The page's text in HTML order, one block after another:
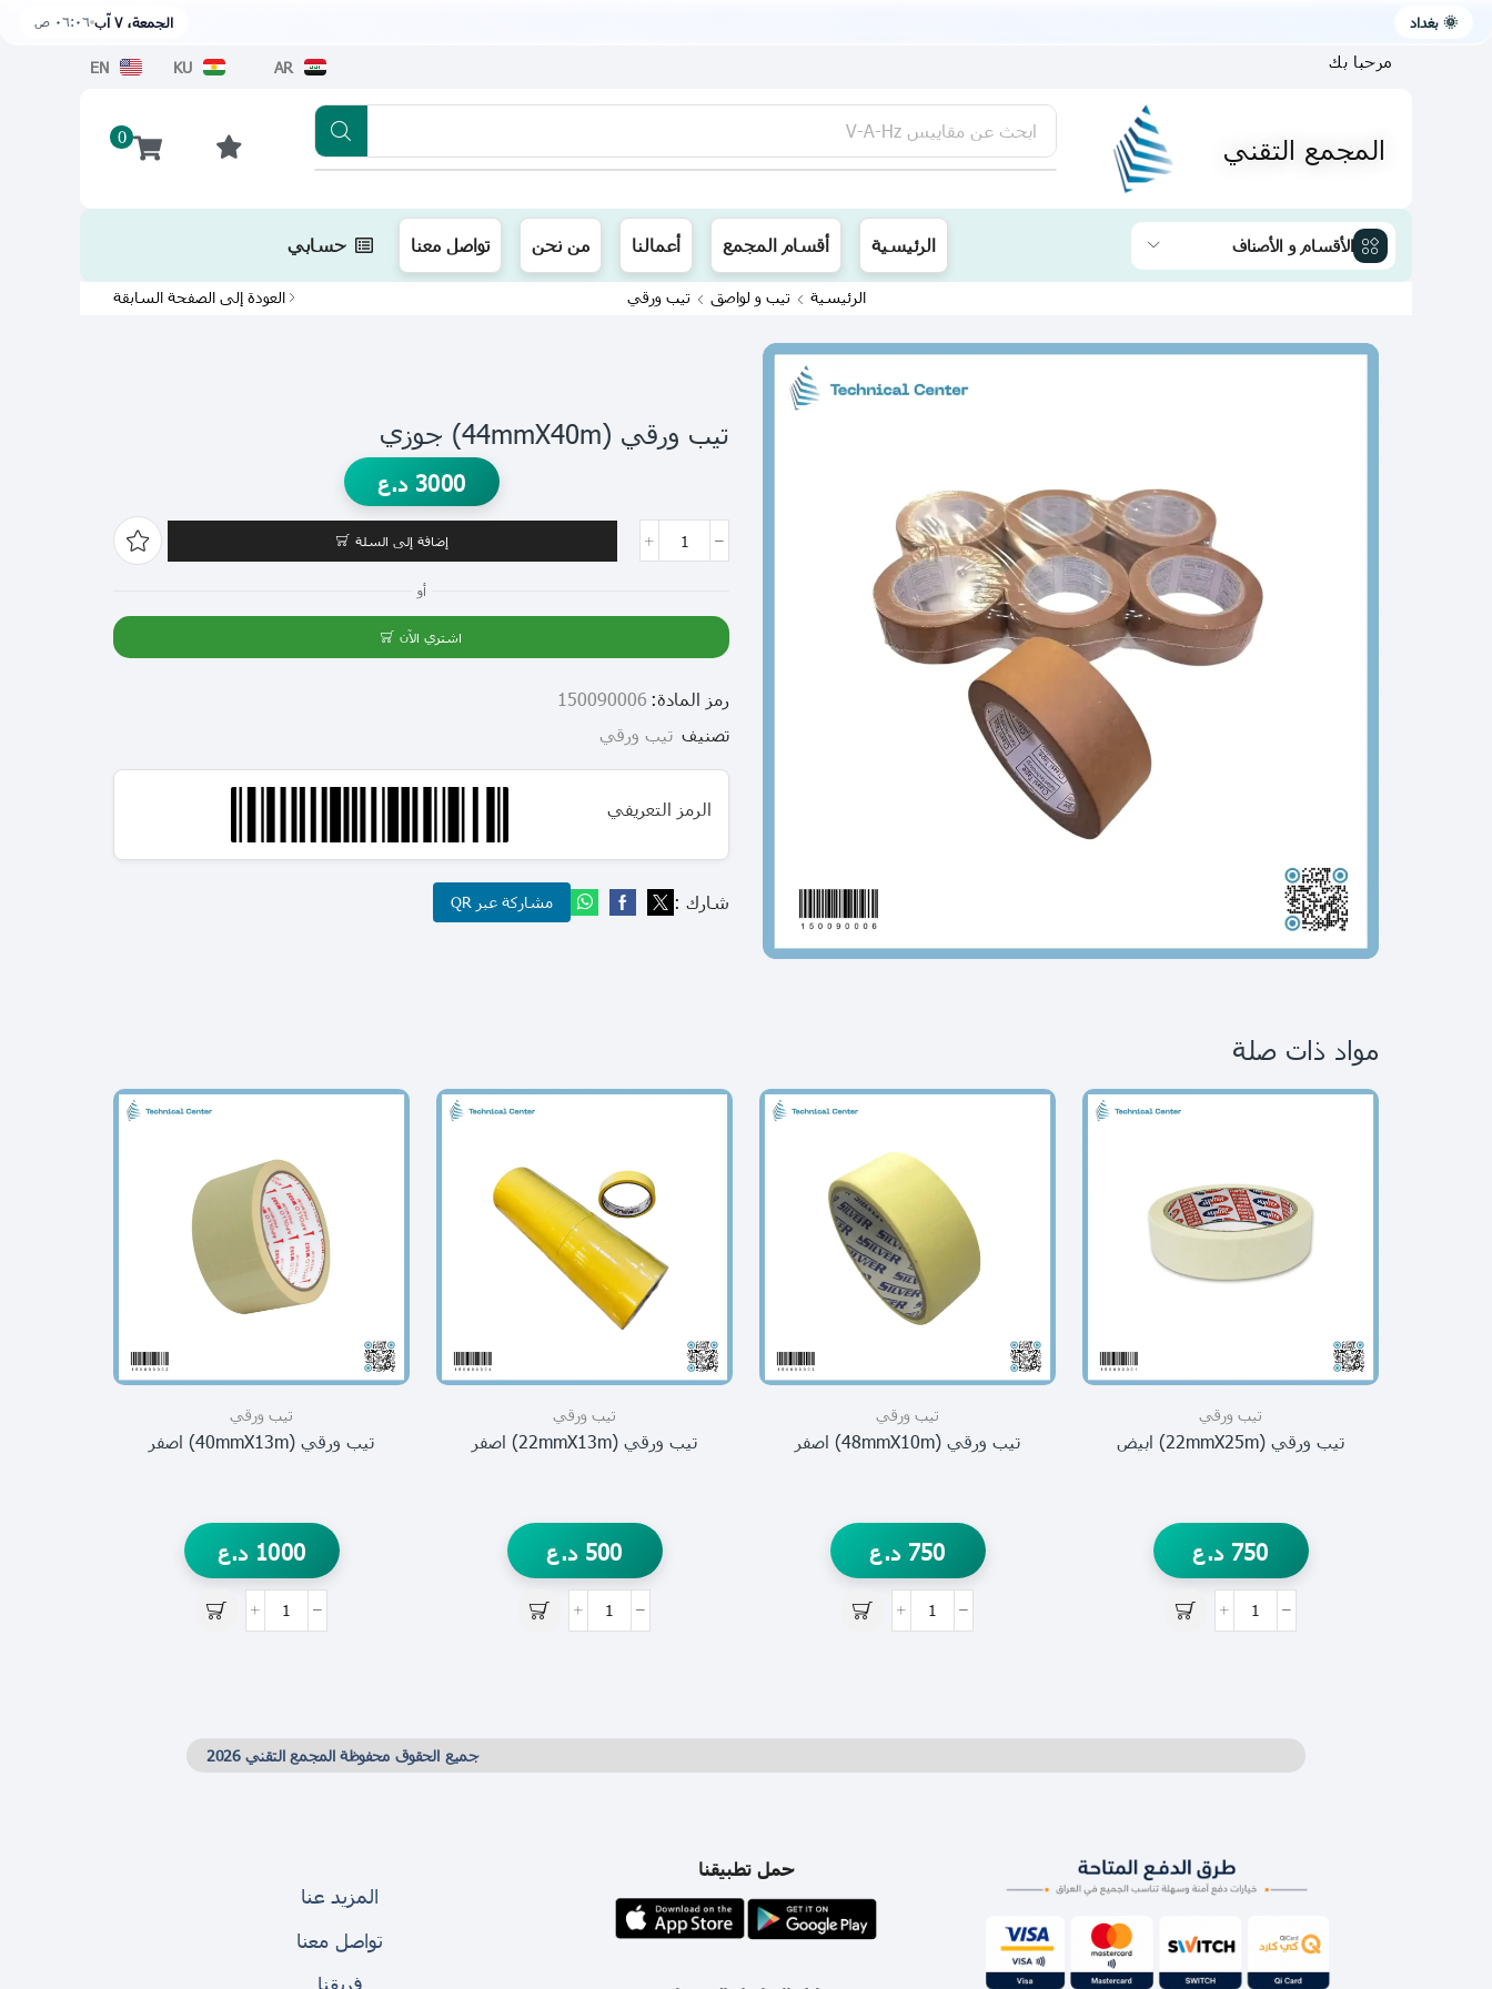
🌞 بغداد الجمعة، ٧ آب ٠٦:٠٦ ص
AR
KU
EN مرحبا بك
المجمع التقني 0 ابحث عن مقاييس V-A-Hz
يتوفر لدينا توصيل الى جميع محافظات العراق تطبيقنا متوفر الآن على متجر أبل اضغط
الأقسام و الأصناف الرئيسية أقسام المجمع أعمالنا من نحن تواصل معنا حسابي
الرئيسية تيب و لواصق تيب ورقي العودة إلى الصفحة السابقة
تيب ورقي (44mmX40m) جوزي
3000 د.ع
إضافة إلى السلة
أو
اشتري الآن
رمز المادة: 150090006
تصنيف تيب ورقي
الرمز التعريفي
شارك : مشاركة عبر QR
مواد ذات صلة
تيب ورقي
تيب ورقي (22mmX25m) ابيض
750 د.ع
تيب ورقي
تيب ورقي (48mmX10m) اصفر
750 د.ع
تيب ورقي
تيب ورقي (22mmX13m) اصفر
500 د.ع
تيب ورقي
تيب ورقي (40mmX13m) اصفر
1000 د.ع
جميع الحقوق محفوظة المجمع التقني 2026
حمل تطبيقنا
المزيد عنا
تواصل معنا
فريقنا